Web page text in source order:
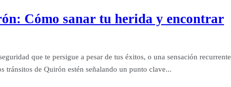
Cómo sanar tu herida y encontrar
que te persigue a pesar de tus éxitos, o una sensación recurrente
tránsitos de Quirón estén señalando un punto clave...